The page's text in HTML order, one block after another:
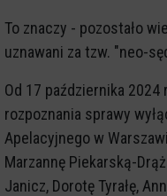
To znaczy - pozostało
uznawani za tzw. "neo-
Od 17 października 2024
rozpoznania sprawy
Apelacyjnego w
Marzannę Piekarską-
Janicz, Dorotę Tyrałę,